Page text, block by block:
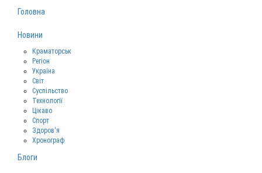
Головна
Новини
Краматорськ
Регіон
Україна
Світ
Суспільство
Технології
Цікаво
Спорт
Здоров‘я
Хронограф
Блоги